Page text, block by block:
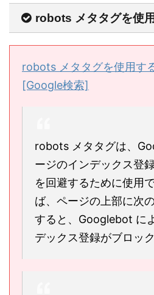
robots メタタグを使
robots メタタグを使用す
[Google検索]
robots メタタグは、
ージのインデックス登
を回避するために使用
ば、ページの上部に次
すると、Googlebot に
デックス登録がブロッ